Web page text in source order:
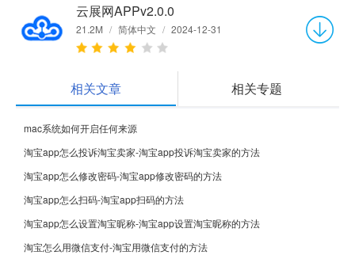
云展网APPv2.0.0
21.2M / 简体中文 / 2024-12-31
相关文章 相关专题
mac系统如何开启任何来源
淘宝app怎么投诉淘宝卖家-淘宝app投诉淘宝卖家的方法
淘宝app怎么修改密码-淘宝app修改密码的方法
淘宝app怎么扫码-淘宝app扫码的方法
淘宝app怎么设置淘宝昵称-淘宝app设置淘宝昵称的方法
淘宝怎么用微信支付-淘宝用微信支付的方法